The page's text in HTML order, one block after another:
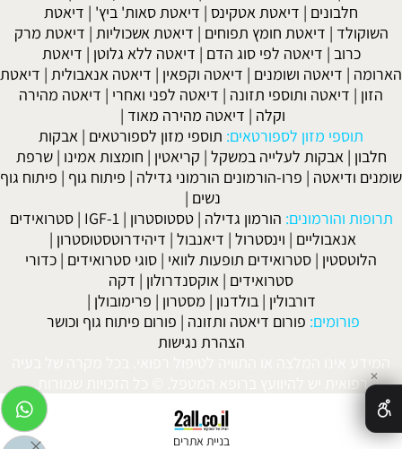
חלבונים | דיאטת אטקינס | דיאטת סאות' ביץ' | דיאטת
השוקולד | דיאטת חומץ תפוחים | דיאטת אשכוליות | דיאטת מרק
כרוב | דיאטה לפי סוג הדם | דיאטה ללא גלוטן | דיאטת
הארומה | דיאטה ושומנים | דיאטה וקפאין | דיאטה אנאבולית | דיאטת
הזון | דיאטה ותוספי תזונה | דיאטה לפני ואחרי | דיאטה מהירה
וקלה | דיאטה מהירה מאוד |
תוספי מזון לספורטאים: תוספי מזון לספורטאים | אבקות
חלבון | אבקות לעלייה במשקל | קריאטין | חומצות אמינו |שרפת
שומנים ודיאטה | פרו-הורמונים הורמוני גדילה | פיתוח גוף | פיתוח גוף
נשים |
תרופות והורמונים: הורמון גדילה |טסטוסטרון |
IGF-1
|סטרואידים
אנאבוליים | וינסטרול | דיאנבול | דיהידרוטסטוסטרון |
הלוטסטין | סטרואידים תופעות לוואי | סוגי סטרואידים | כדורי
סטרואידים | אוקסנדרולון | דקה
דורבולין | בולדנון | מסטרון | פרימובולן |
פורומים: פורום דיאטה ותזונה | פורום פיתוח גוף וכושר
הצהרת נגישות
המידע אינו המלצה או התוויה לטיפול רפואי. בכל מקרה של בעיה
רפואית יש להיוועץ ברופא המטפל. © כל הזכויות שמורות.
בניית אתרים
✕